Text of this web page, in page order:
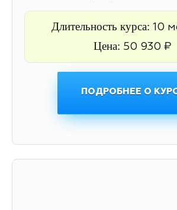
Длительность курса: 10
Цена: 50 930 ₽
ПОДРОБНЕЕ О